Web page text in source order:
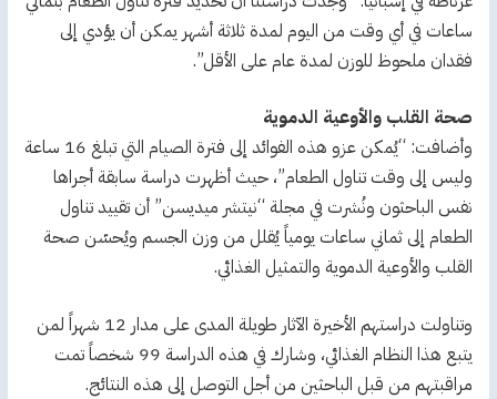
ساعات في أي وقت من اليوم لمدة ثلاثة أشهر يمكن أن يؤدي إلى
فقدان ملحوظ للوزن لمدة عام على الأقل”.
صحة القلب والأوعية الدموية
وأضافت: “يُمكن عزو هذه الفوائد إلى فترة الصيام التي تبلغ 16 ساعة
وليس إلى وقت تناول الطعام”، حيث أظهرت دراسة سابقة أجراها
نفس الباحثون ونُشرت في مجلة “نيتشر ميديسن” أن تقييد تناول
الطعام إلى ثماني ساعات يومياً يُقلل من وزن الجسم ويُحسّن صحة
القلب والأوعية الدموية والتمثيل الغذائي.
وتناولت دراستهم الأخيرة الآثار طويلة المدى على مدار 12 شهراً لمن
يتبع هذا النظام الغذائي، وشارك في هذه الدراسة 99 شخصاً تمت
مراقبتهم من قبل الباحثين من أجل التوصل إلى هذه النتائج.